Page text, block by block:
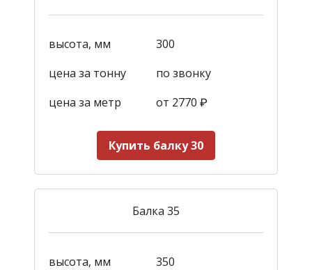
высота, мм
300
цена за тонну
по звонку
цена за метр
от 2770 ₽
Купить балку 30
Балка 35
высота, мм
350